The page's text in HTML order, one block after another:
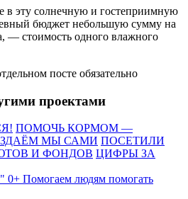
в эту солнечную и гостеприимную
бюджет небольшую сумму на
— стоимость одного влажного
посте обязательно
проектами
ПОМОЧЬ КОРМОМ —
МЫ САМИ ПОСЕТИЛИ
И ФОНДОВ ЦИФРЫ ЗА
0+ Помогаем людям помогать